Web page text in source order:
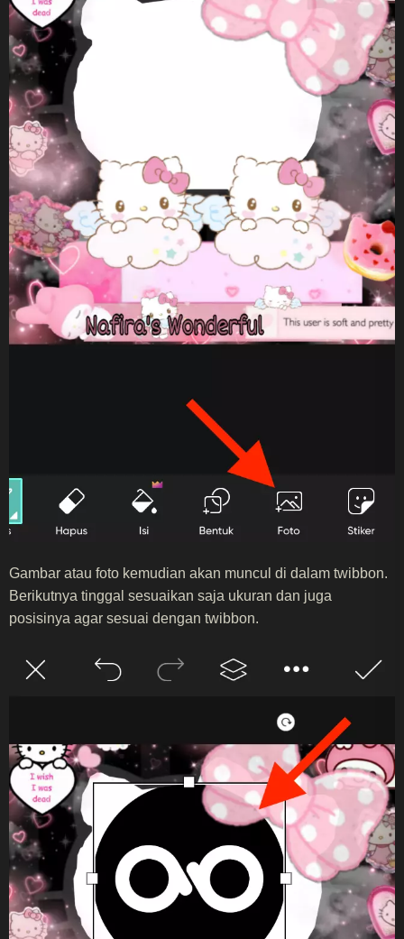
Gambar atau foto kemudian akan muncul di dalam twibbon.
Berikutnya tinggal sesuaikan saja ukuran dan juga
posisinya agar sesuai dengan twibbon.